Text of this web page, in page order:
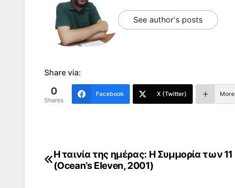
See author's posts
Share via:
0
Shares
Facebook X (Twitter) More
Πλοήγηση
Η ταινία της ημέρας: Η Συμμορία των 11
(Ocean’s Eleven, 2001)